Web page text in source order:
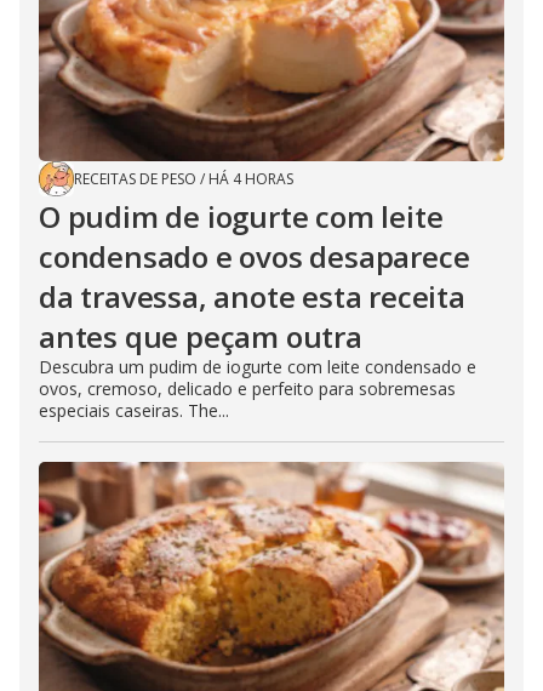
RECEITAS DE PESO / HÁ 4 HORAS
O pudim de iogurte com leite
condensado e ovos desaparece
da travessa, anote esta receita
antes que peçam outra
Descubra um pudim de iogurte com leite condensado e
ovos, cremoso, delicado e perfeito para sobremesas
especiais caseiras. The...